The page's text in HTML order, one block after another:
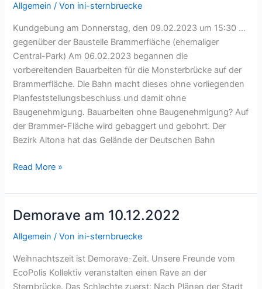
Allgemein / Von ini-sternbruecke
Kundgebung am Donnerstag, den 09.02.2023 um 15:30 …
gegenüber der Baustelle Brammerfläche (ehemaliger
Central-Park) Am 06.02.2023 begannen die
vorbereitenden Bauarbeiten für die Monsterbrücke auf der
Brammerfläche. Die Bahn macht dieses ohne vorliegenden
Planfeststellungsbeschluss und damit ohne
Baugenehmigung. Bauarbeiten ohne Baugenehmigung? Auf
der Brammer-Fläche wird gebaggert und gebohrt. Der
Bezirk Altona hat das Gelände der Deutschen Bahn
Protest
beginnende
Baumaßnahmen
ohne
Baugenehmigung
Read More »
Demorave am 10.12.2022
Allgemein / Von ini-sternbruecke
Weihnachtszeit ist Demorave-Zeit. Unsere Freunde vom
EcoPolis Kollektiv veranstalten einen Rave an der
Sternbrücke. Das Schlechte zuerst: Nach Plänen der Stadt